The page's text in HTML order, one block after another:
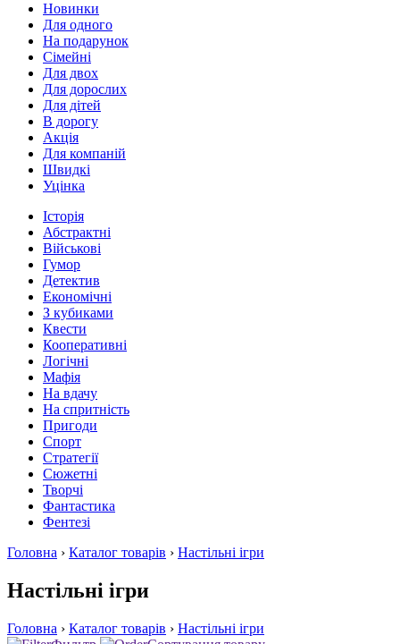
Новинки
Для одного
На подарунок
Сімейні
Для двох
Для дорослих
Для дітей
В дорогу
Акція
Для компаній
Швидкі
Уцінка
Історія
Абстрактні
Військові
Гумор
Детектив
Економічні
З кубиками
Квести
Кооперативні
Логічні
Мафія
На вдачу
На спритність
Пригоди
Спорт
Стратегії
Сюжетні
Творчі
Фантастика
Фентезі
Головна › Каталог товарів › Настільні ігри
Настільні ігри
Головна › Каталог товарів › Настільні ігри